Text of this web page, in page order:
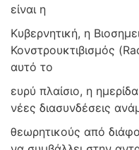
είναι η
Κυβερνητική, η
Κονστρουκτιβισμός
αυτό το
ευρύ πλαίσιο, η
νέες διασυνδέσεις
θεωρητικούς από